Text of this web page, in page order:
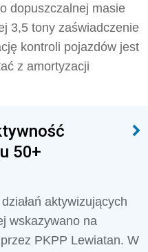
dopuszczalnej masie
3,5 tony zaświadczenie
kontroli pojazdów jest
z amortyzacji
50+
aktywizujących
wskazywano na
PKPP Lewiatan. W